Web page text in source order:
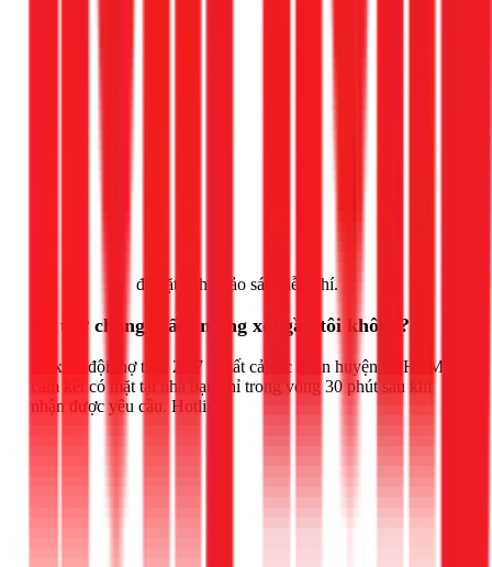
để đặt lịch khảo sát miễn phí.
Có thợ chống thấm máng xối gần tôi không?
1Fix có đội thợ trực 24/7 tại tất cả các quận huyện TPHCM,
cam kết có mặt tại nhà bạn chỉ trong vòng 30 phút sau khi
nhận được yêu cầu. Hotline: